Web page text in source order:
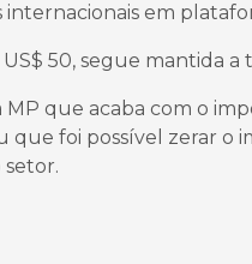
em
50, segue mantida
MP que acaba com o
que foi possível zerar o